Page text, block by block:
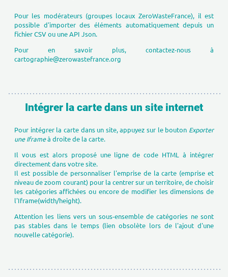
Pour les modérateurs (groupes locaux ZeroWasteFrance), il est
possible d'importer des éléments automatiquement depuis un
fichier CSV ou une API Json.
Pour en savoir plus, contactez-nous à
cartographie@zerowastefrance.org
Intégrer la carte dans un site internet
Pour intégrer la carte dans un site, appuyez sur le bouton Exporter
une Iframeà droite de la carte.
Il vous est alors proposé une ligne de code HTML à intégrer
directement dans votre site.
Il est possible de personnaliser l'emprise de la carte (emprise et
niveau de zoom courant) pour la centrer sur un territoire, de choisir
les catégories affichées ou encore de modifier les dimensions de
l'Iframe(width/height).
Attention les liens vers un sous-ensemble de catégories ne sont
pas stables dans le temps (lien obsolète lors de l'ajout d'une
nouvelle catégorie).